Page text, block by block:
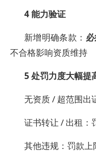
4能力验证
新增明确条款：
不合格影响资质维持
5 处罚力度大幅提
无资质 / 超范围出
证书转让 / 出租：
其他违规：罚款上